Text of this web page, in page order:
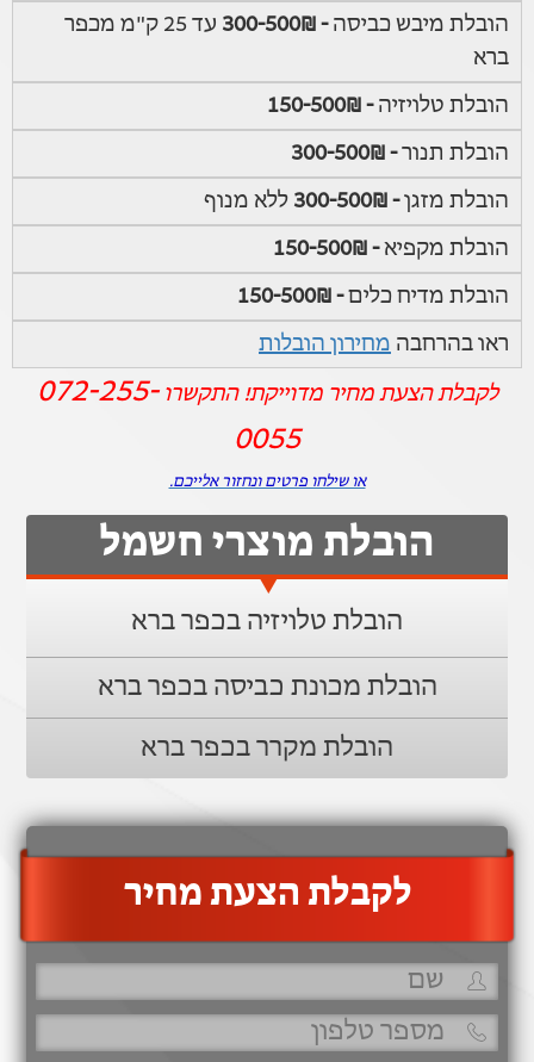
הובלת מיבש כביסה - 300-500₪
עד 25 ק"מ מכפר
ברא
הובלת טלויזיה - 150-500₪
הובלת תנור- 300-500₪
הובלת מזגן- 300-500₪
ללא מנוף
הובלת מקפיא- 150-500₪
הובלת מדיח כלים- 150-500₪
ראו בהרחבה מחירון הובלות
לקבלת הצעת מחיר מדוייקת! התקשרו072-255-
0055
או שילחו פרטים ונחזור אלייכם.
הובלת מוצרי חשמל
הובלת טלויזיה בכפר ברא
הובלת מכונת כביסה בכפר ברא
הובלת מקרר בכפר ברא
‫לקבלת הצעת מחיר